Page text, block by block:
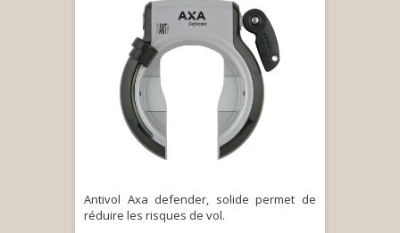
Antivol Axa defender, solide permet de
réduire les risques de vol.